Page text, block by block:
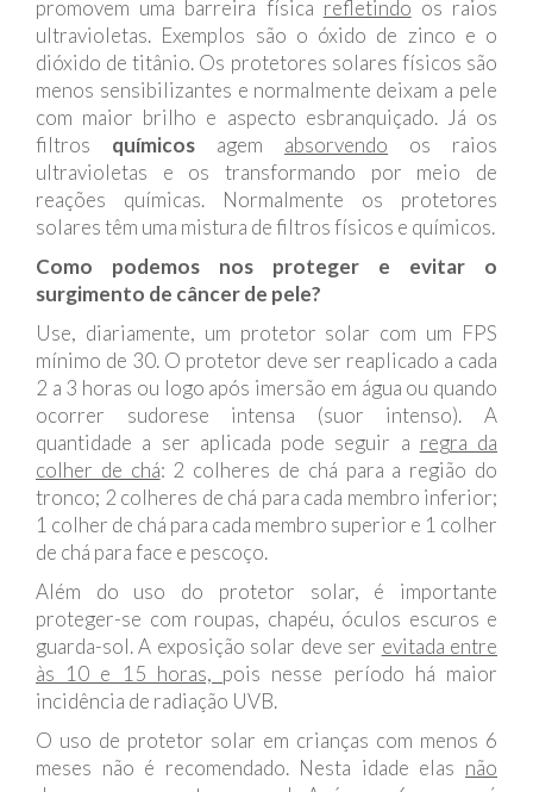
promovem uma barreira física refletindo os raios
ultravioletas. Exemplos são o óxido de zinco e o
dióxido de titânio. Os protetores solares físicos são
menos sensibilizantes e normalmente deixam a pele
com maior brilho e aspecto esbranquiçado. Já os
filtros químicos agem absorvendo os raios
ultravioletas e os transformando por meio de
reações químicas. Normalmente os protetores
solares têm uma mistura de filtros físicos e químicos.
Como podemos nos proteger e evitar o
surgimento de câncer de pele?
Use, diariamente, um protetor solar com um FPS
mínimo de 30. O protetor deve ser reaplicado a cada
2 a 3 horas ou logo após imersão em água ou quando
ocorrer sudorese intensa (suor intenso). A
quantidade a ser aplicada pode seguir a regra da
colher de chá: 2 colheres de chá para a região do
tronco; 2 colheres de chá para cada membro inferior;
1 colher de chá para cada membro superior e 1 colher
de chá para face e pescoço.
Além do uso do protetor solar, é importante
proteger-se com roupas, chapéu, óculos escuros e
guarda-sol. A exposição solar deve ser evitada entre
às 10 e 15 horas, pois nesse período há maior
incidência de radiação UVB.
O uso de protetor solar em crianças com menos 6
meses não é recomendado. Nesta idade elas não